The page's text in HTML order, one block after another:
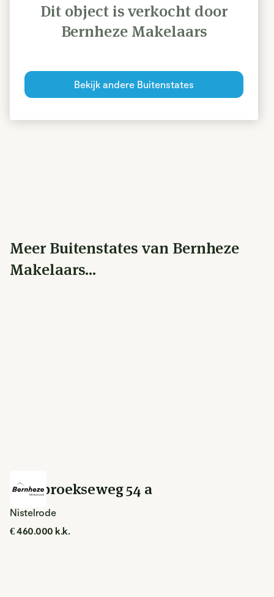
Dit object is verkocht door
Bernheze Makelaars
Bekijk andere Buitenstates
Meer Buitenstates van Bernheze
Makelaars...
Loosbroekseweg 54 a
Nistelrode
€ 460.000 k.k.